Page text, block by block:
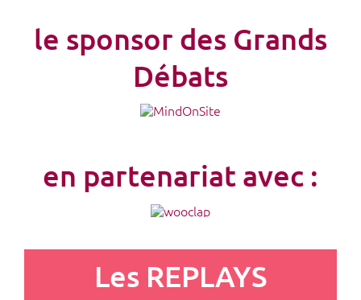
le sponsor des Grands
Débats
en partenariat avec :
Les REPLAYS